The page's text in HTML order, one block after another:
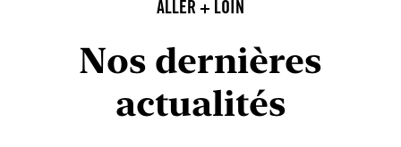
ALLER + LOIN
Nos dernières
actualités